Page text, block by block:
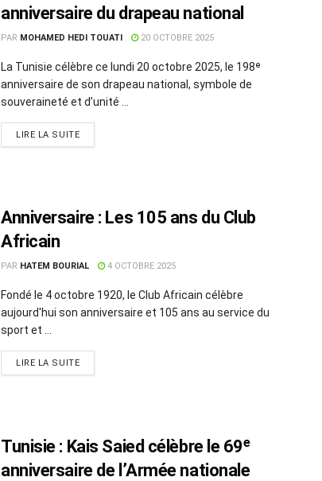
anniversaire du drapeau national
PAR MOHAMED HEDI TOUATI 20 OCTOBRE 2025
La Tunisie célèbre ce lundi 20 octobre 2025, le 198ᵉ
anniversaire de son drapeau national, symbole de
souveraineté et d’unité ...
LIRE LA SUITE
Anniversaire : Les 105 ans du Club
Africain
PAR HATEM BOURIAL 4 OCTOBRE 2025
Fondé le 4 octobre 1920, le Club Africain célèbre
aujourd'hui son anniversaire et 105 ans au service du
sport et ...
LIRE LA SUITE
Tunisie : Kais Saied célèbre le 69ᵉ
anniversaire de l’Armée nationale